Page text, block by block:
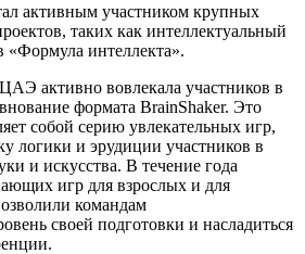
активным участником крупных
таких как интеллектуальный
«Формула интеллекта».
активно вовлекала участников в
формата BrainShaker. Это
собой серию увлекательных игр,
логики и эрудиции участников в
и искусства. В течение года
игр для взрослых и для
командам
своей подготовки и насладиться